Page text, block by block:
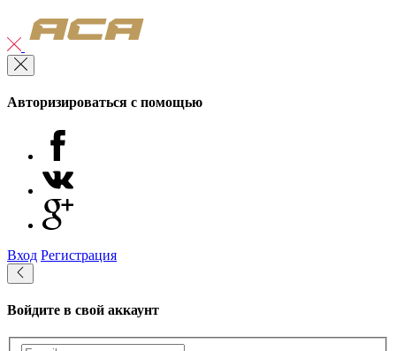
Авторизироваться с помощью
Вход Регистрация
Войдите в свой аккаунт